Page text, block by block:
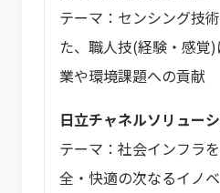
テーマ：センシング技
た、職人技(経験・感覚
業や環境課題への貢献
日立チャネルソリュー
テーマ：社会インフラ
全・快適の次なるイノ